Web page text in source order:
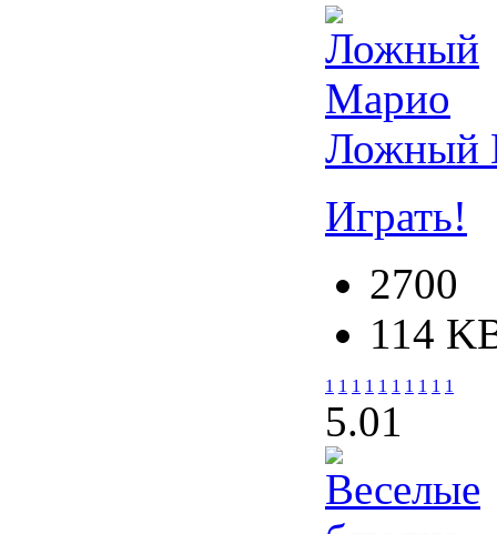
Ложный
Играть!
2700
114
1 1 1 1 1 1 1 1 1 1
5.01